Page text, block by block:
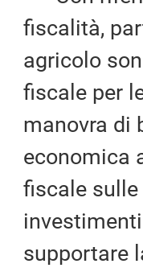
fiscalità,
agricolo
fiscale per
manovra di
economica
fiscale
supportare